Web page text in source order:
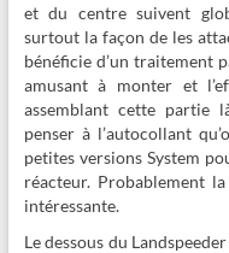
et du centre suivent
surtout la façon de les
bénéficie d’un traitement
amusant à monter et
assemblant cette partie
penser à l’autocollant
petites versions System
réacteur. Probablement
intéressante.
Le dessous du